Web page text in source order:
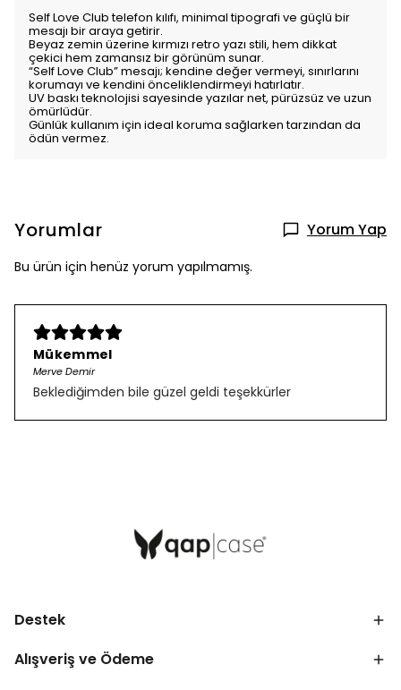
Self Love Club telefon kılıfı, minimal tipografi ve güçlü bir
mesajı bir araya getirir.
Beyaz zemin üzerine kırmızı retro yazı stili, hem dikkat
çekici hem zamansız bir görünüm sunar.
“Self Love Club” mesajı; kendine değer vermeyi, sınırlarını
korumayı ve kendini önceliklendirmeyi hatırlatır.
UV baskı teknolojisi sayesinde yazılar net, pürüzsüz ve uzun
ömürlüdür.
Günlük kullanım için ideal koruma sağlarken tarzından da
ödün vermez.
Yorumlar Yorum Yap
Bu ürün için henüz yorum yapılmamış.
Mükemmel
Merve Demir
Beklediğimden bile güzel geldi teşekkürler
Destek
Alışveriş ve Ödeme